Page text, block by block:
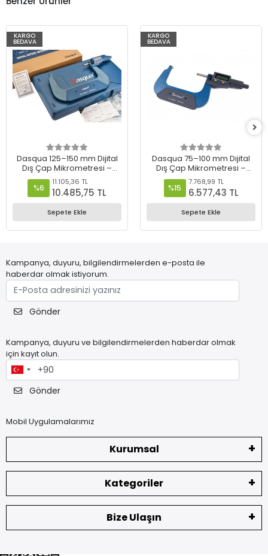
KARGO
BEDAVA
Dasqua 125–150 mm Dijital
Dış Çap Mikrometresi –
4210-2130
%6
11.105,36 TL
10.485,75 TL
Sepete Ekle
KARGO
BEDAVA
Dasqua 75–100 mm Dijital
Dış Çap Mikrometresi –
4210-2120
%15
7.768,99 TL
6.577,43 TL
Sepete Ekle
Kampanya, duyuru, bilgilendirmelerden e-posta ile
haberdar olmak istiyorum.
Gönder
Kampanya, duyuru ve bilgilendirmelerden haberdar olmak
için kayıt olun.
Gönder
Mobil Uygulamalarımız
Kurumsal
Kategoriler
Bize Ulaşın